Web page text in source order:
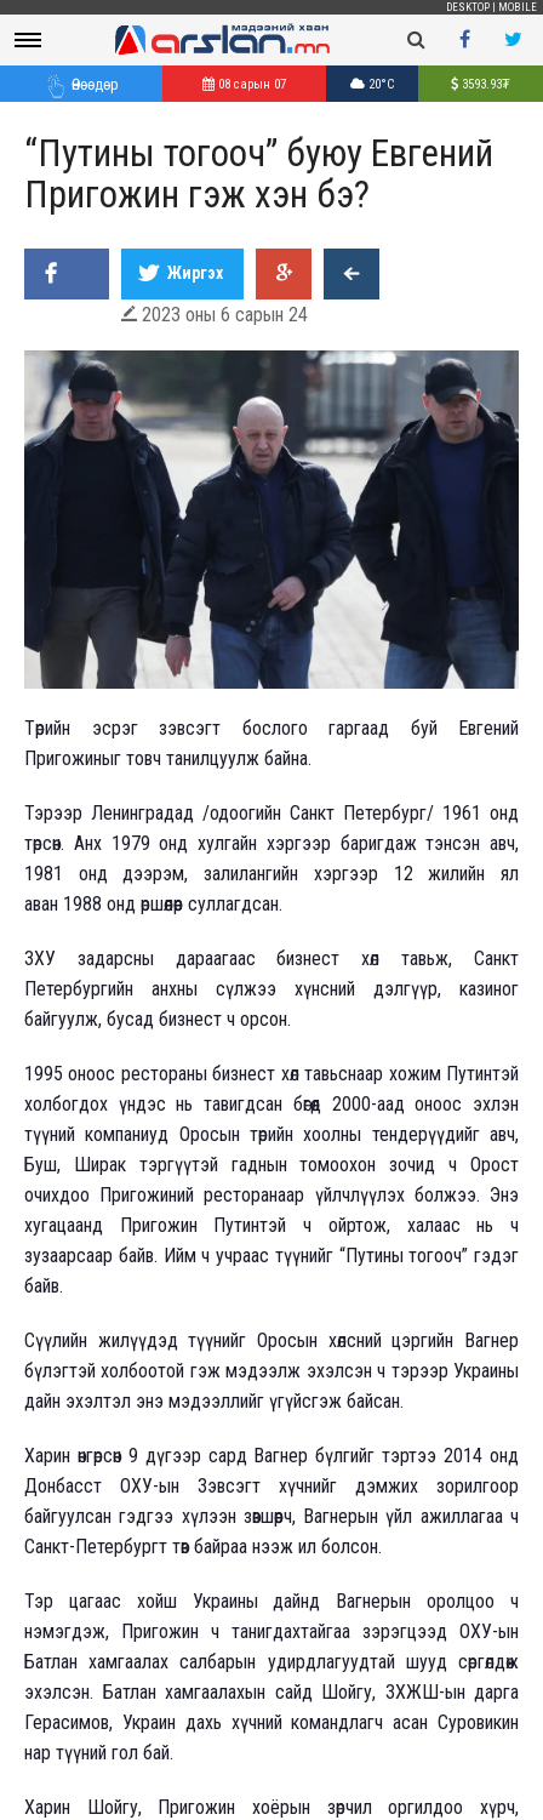
DESKTOP MOBILE
Өнөөдөр 08 сарын 07 20°C 3593.93₮
“Путины тогооч” буюу Евгений
Пригожин гэж хэн бэ?
Жиргэх
 2023 оны 6 сарын 24
Төрийн эсрэг зэвсэгт бослого гаргаад буй Евгений
Пригожиныг товч танилцуулж байна.
Тэрээр Ленинградад /одоогийн Санкт Петербург/ 1961 онд
төрсөн. Анх 1979 онд хулгайн хэргээр баригдаж тэнсэн авч,
1981 онд дээрэм, залилангийн хэргээр 12 жилийн ял
аван 1988 онд өршөөлөөр суллагдсан.
ЗХУ задарсны дараагаас бизнест хөл тавьж, Санкт
Петербургийн анхны сүлжээ хүнсний дэлгүүр, казиног
байгуулж, бусад бизнест ч орсон.
1995 оноос рестораны бизнест хөл тавьснаар хожим Путинтэй
холбогдох үндэс нь тавигдсан бөгөөд 2000-аад оноос эхлэн
түүний компаниуд Оросын төрийн хоолны тендерүүдийг авч,
Буш, Ширак тэргүүтэй гаднын томоохон зочид ч Орост
очихдоо Пригожиний ресторанаар үйлчлүүлэх болжээ. Энэ
хугацаанд Пригожин Путинтэй ч ойртож, халаас нь ч
зузаарсаар байв. Ийм ч учраас түүнийг “Путины тогооч” гэдэг
байв.
Сүүлийн жилүүдэд түүнийг Оросын хөлсний цэргийн Вагнер
бүлэгтэй холбоотой гэж мэдээлж эхэлсэн ч тэрээр Украины
дайн эхэлтэл энэ мэдээллийг үгүйсгэж байсан.
Харин өнгөрсөн 9 дүгээр сард Вагнер бүлгийг тэртээ 2014 онд
Донбасст ОХУ-ын Зэвсэгт хүчнийг дэмжих зорилгоор
байгуулсан гэдгээ хүлээн зөвшөөрч, Вагнерын үйл ажиллагаа ч
Санкт-Петербургт төв байраа нээж ил болсон.
Тэр цагаас хойш Украины дайнд Вагнерын оролцоо ч
нэмэгдэж, Пригожин ч танигдахтайгаа зэрэгцээд ОХУ-ын
Батлан хамгаалах салбарын удирдлагуудтай шууд сөргөлдөж
эхэлсэн. Батлан хамгаалахын сайд Шойгу, ЗХЖШ-ын дарга
Герасимов, Украин дахь хүчний командлагч асан Суровикин
нар түүний гол бай.
Харин Шойгу, Пригожин хоёрын зөрчил оргилдоо хүрч,